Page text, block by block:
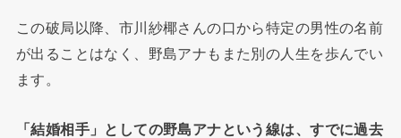
この破局以降、市川紗椰さんの口から特定の男性の名前
が出ることはなく、野島アナもまた別の人生を歩んでい
ます。
「結婚相手」としての野島アナという線は、すでに過去